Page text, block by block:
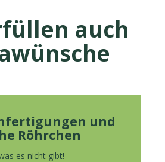
auch
und
Röhrchen
es nicht gibt!